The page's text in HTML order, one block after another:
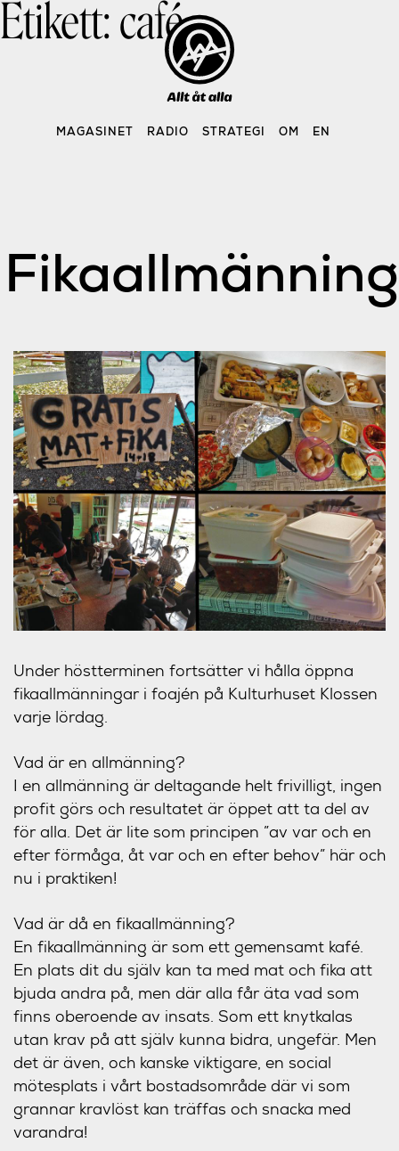
Skip
MAGASINET RADIO STRATEGI OM EN
Etikett:café
Under höstterminen fortsätter vi hålla öppna
fikaallmänningar i foajén på Kulturhuset Klossen
varje lördag.
Vad är en allmänning?
I en allmänning är deltagande helt frivilligt, ingen
profit görs och resultatet är öppet att ta del av
för alla. Det är lite som principen ”av var och en
efter förmåga, åt var och en efter behov” här och
nu i praktiken!
Vad är då en fikaallmänning?
En fikaallmänning är som ett gemensamt kafé.
En plats dit du själv kan ta med mat och fika att
bjuda andra på, men där alla får äta vad som
finns oberoende av insats. Som ett knytkalas
utan krav på att själv kunna bidra, ungefär. Men
det är även, och kanske viktigare, en social
mötesplats i vårt bostadsområde där vi som
grannar kravlöst kan träffas och snacka med
varandra!